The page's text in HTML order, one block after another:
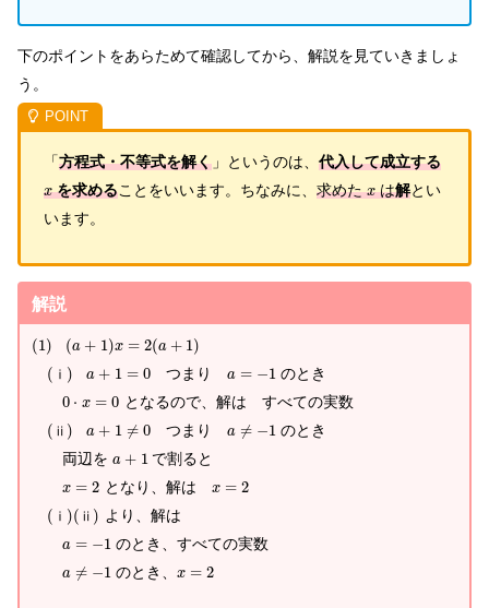
下のポイントをあらためて確認してから、解説を見ていきましょ
う。
「方程式・不等式を解く 」というのは、 代入して成立する
xを求めることをいいます。ちなみに、求めたxは解とい
います。
解説
(1) (a + 1)x = 2(a + 1)
( ⅰ ) a + 1 = 0 つまりa = −1 のとき
0 ⋅ x = 0 となるので、解は すべての実数
( ⅱ ) a + 1 ≠ 0 つまりa ≠ −1 のとき
両辺をa + 1 で割ると
x = 2 となり、解は x = 2
( ⅰ )( ⅱ ) より、解は
a = −1 のとき、すべての実数
a ≠ −1 のとき、x = 2